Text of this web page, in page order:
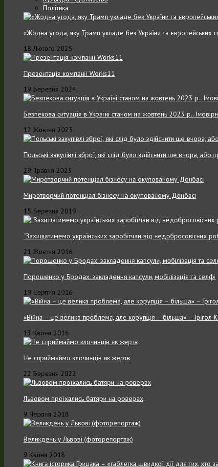
Політика
«Жодна угода, яку Трамп укладе без України та європейських
18 Лютого 2025
Презентація компанії Works11
19 Березня 2024
Безпекова ситуація в Україні станом на жовтень 2023 р..
12 Жовтня 2023
Польські закупівлі зброї, які слід було здійснити ще вчора,
29 Травня 2023
Миротворчий потенціал бізнесу на окупованому Донбасі
15 Березня 2019
“Захищатимемо українських заробітчан від недобросовісних
21 Жовтня 2016
Порошенко у Бродах: закладення капсули, мобілізація та селфі
19 Серпня 2016
«Війна – це велика проблема, але корупція – більша» – Грігол
13 Квітня 2016
Не сприймаймо злочинців як жертв
22 Березня 2022
Львовом проїхались батяри на роверах
9 Червня 2018
Великдень у Львові (фоторепортаж)
9 Квітня 2018